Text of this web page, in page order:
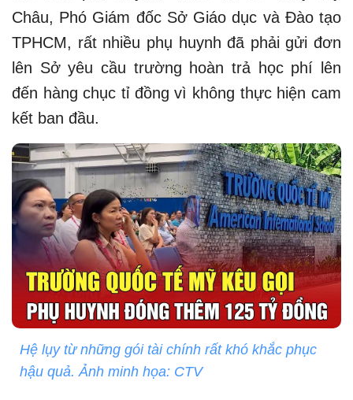
Châu, Phó Giám đốc Sở Giáo dục và Đào tạo
TPHCM, rất nhiều phụ huynh đã phải gửi đơn
lên Sở yêu cầu trường hoàn trả học phí lên
đến hàng chục tỉ đồng vì không thực hiện cam
kết ban đầu.
Hệ lụy từ những gói tài chính rất khó khắc phục
hậu quả. Ảnh minh họa: CTV